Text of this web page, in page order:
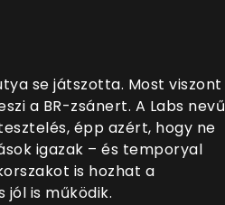
se játszotta. Most viszont
a BR-zsánert. A Labs nevű
épp azért, hogy ne
igazak – és temporyal
is hozhat a
jól is működik.